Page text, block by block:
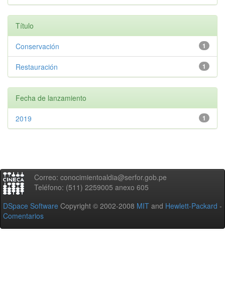
Título
1
Conservación
1
Restauración
Fecha de lanzamiento
1
2019
Correo: conocimientoaldia@serfor.gob.pe
Teléfono: (511) 2259005 anexo 605
DSpace Software Copyright © 2002-2008 MIT and Hewlett-Packard -
Comentarios